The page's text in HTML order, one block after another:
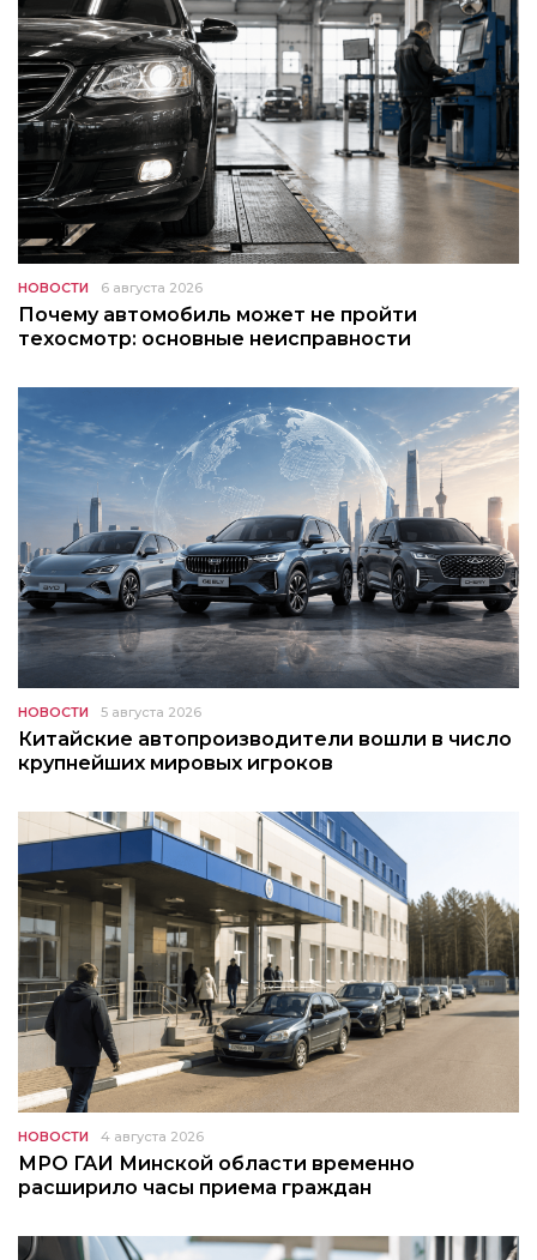
НОВОСТИ 6 августа 2026
Почему автомобиль может не пройти
техосмотр: основные неисправности
НОВОСТИ 5 августа 2026
Китайские автопроизводители вошли в число
крупнейших мировых игроков
НОВОСТИ 4 августа 2026
МРО ГАИ Минской области временно
расширило часы приема граждан